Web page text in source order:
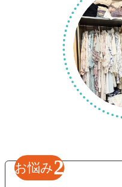
お悩み2